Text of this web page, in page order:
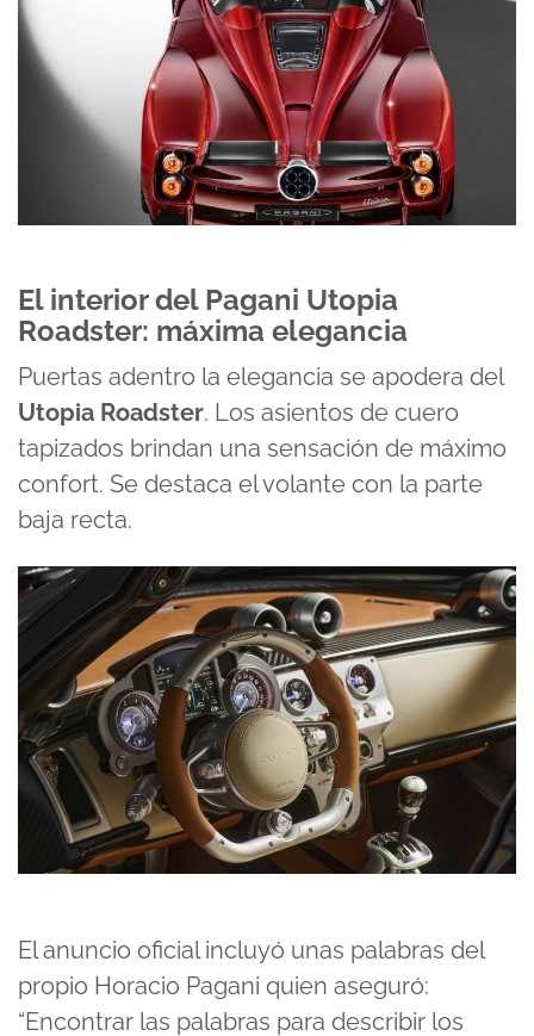
El interior del Pagani Utopia
Roadster: máxima elegancia
Puertas adentro la elegancia se apodera del
Utopia Roadster. Los asientos de cuero
tapizados brindan una sensación de máximo
confort. Se destaca el volante con la parte
baja recta.
El anuncio oficial incluyó unas palabras del
propio Horacio Pagani quien aseguró:
“Encontrar las palabras para describir los